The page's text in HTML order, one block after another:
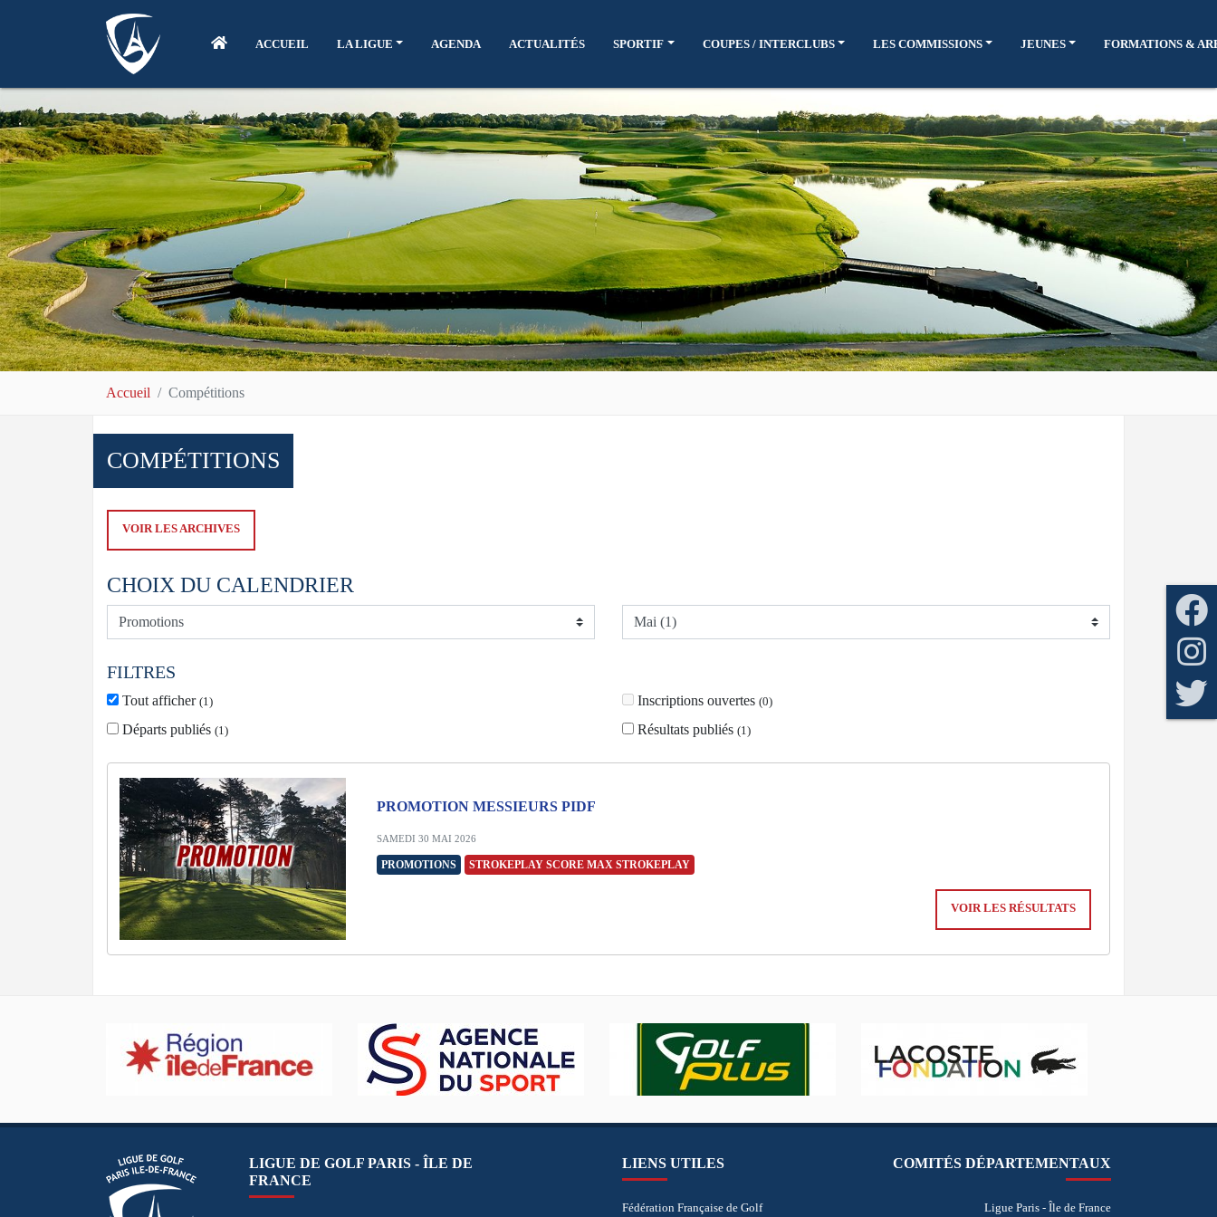
ACCUEIL LA LIGUE AGENDA ACTUALITÉS SPORTIF COUPES / INTERCLUBS LES COMMISSIONS JEUNES FORMATIONS &
Accueil Compétitions
COMPÉTITIONS
VOIR LES ARCHIVES
CHOIX DU CALENDRIER
FILTRES
Tout afficher (1) Inscriptions ouvertes (0)
Départs publiés (1) Résultats publiés (1)
PROMOTION MESSIEURS PIDF
SAMEDI 30 MAI 2026
PROMOTIONS STROKEPLAY SCORE MAX STROKEPLAY
VOIR LES RÉSULTATS
LIGUE DE GOLF PARIS - ÎLE DE
FRANCE
LIENS UTILES
Fédération Française de Golf
COMITÉS DÉPARTEMENTAUX
Ligue Paris - Île de France